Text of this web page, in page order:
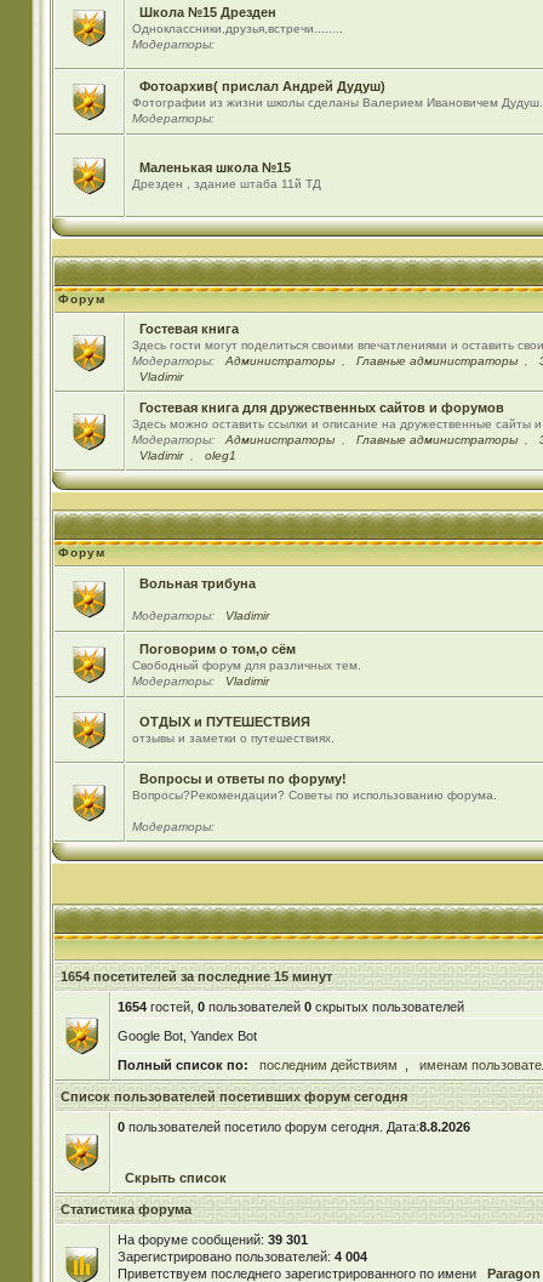
Школа №15 Дрезден
Одноклассники,друзья,встречи........
Модераторы:
Фотоархив( прислал Андрей Дудуш)
Фотографии из жизни школы сделаны Валерием Ивановичем Дудуш.
Модераторы:
Маленькая школа №15
Дрезден , здание штаба 11й ТД
Форум
Гостевая книга
Здесь гости могут поделиться своими впечатлениями и оставить
Модераторы:
Администраторы Главные администраторы
Vladimir
Гостевая книга для дружественных сайтов и форумов
Здесь можно оставить ссылки и описание на дружественные сайты
Модераторы:
Администраторы Главные администраторы
Vladimir
oleg1
Форум
Вольная трибуна
Модераторы: Vladimir
Поговорим о том,о сём
Свободный форум для различных тем.
Модераторы:
Vladimir
ОТДЫХ и ПУТЕШЕСТВИЯ
отзывы и заметки о путешествиях.
Вопросы и ответы по форуму!
Вопросы?Рекомендации? Советы по использованию форума.
Модераторы:
1654 посетителей за последние 15 минут
1654гостей, 0пользователей 0скрытых пользователей
Google Bot, Yandex Bot
Полный список по:
последним действиям именам
Список пользователей посетивших форум сегодня
0пользователей посетило форум сегодня. Дата:8.8.2026
Скрыть список
Статистика форума
На форуме сообщений: 39 301
Зарегистрировано пользователей: 4 004
Приветствуем последнего зарегистрированного по имени
Paragon